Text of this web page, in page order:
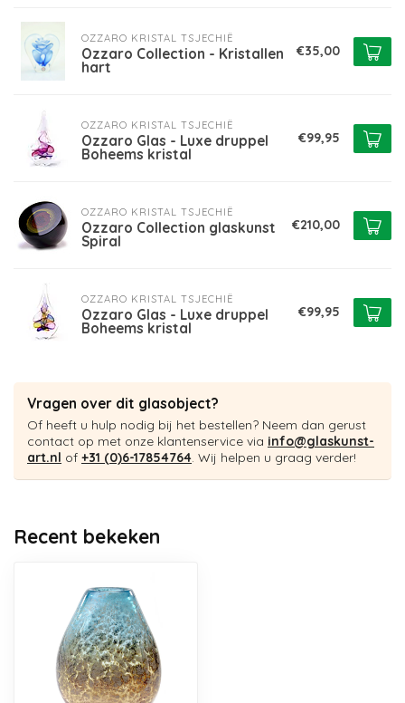
OZZARO KRISTAL TSJECHIË
Ozzaro Collection - Kristallen
hart
€35,00
OZZARO KRISTAL TSJECHIË
Ozzaro Glas - Luxe druppel
Boheems kristal
€99,95
OZZARO KRISTAL TSJECHIË
Ozzaro Collection glaskunst
Spiral
€210,00
OZZARO KRISTAL TSJECHIË
Ozzaro Glas - Luxe druppel
Boheems kristal
€99,95
Vragen over dit glasobject?
Of heeft u hulp nodig bij het bestellen? Neem dan gerust
contact op met onze klantenservice via info@glaskunst-
art.nl of +31 (0)6-17854764. Wij helpen u graag verder!
Recent bekeken